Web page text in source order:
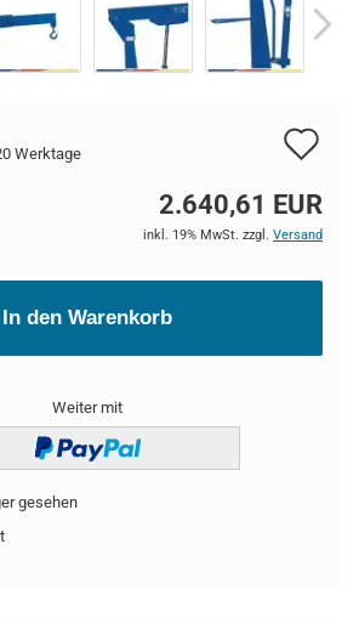
Werktage
2.640,61 EUR
inkl. 19% MwSt. zzgl. Versand
In den Warenkorb
Weiter mit
gesehen